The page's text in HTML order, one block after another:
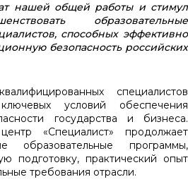
нашей общей работы и стимул
образовательные
способных эффективно
безопасность российских
специалистов
условий обеспечения
государства и бизнеса.
«Специалист» продолжает
образовательные программы,
подготовку, практический опыт
требования отрасли.